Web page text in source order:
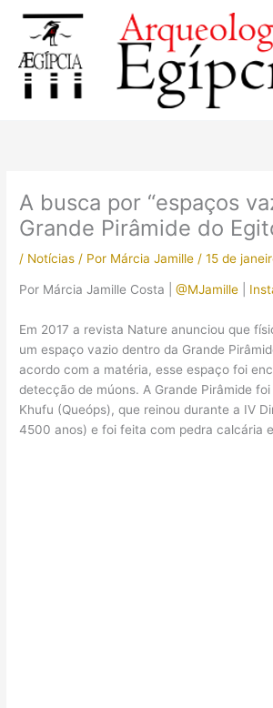
conteúdo
A busca por “espaços
Grande Pirâmide do
/ Notícias / Por Márcia Jamille /15 de
Por Márcia Jamille Costa |@MJamille
Em 2017 a revista Nature anunciou que
um espaço vazio dentro da Grande
acordo com a matéria, esse espaço foi
detecção de múons. A Grande Pirâmide
Khufu (Queóps), que reinou durante a IV
4500 anos) e foi feita com pedra calcária